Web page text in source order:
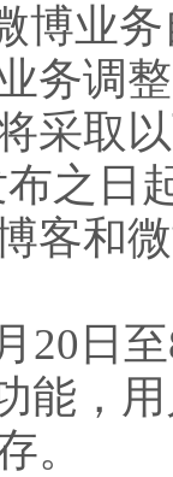
博业
务调
采取
之日
客和
20日
能，
。